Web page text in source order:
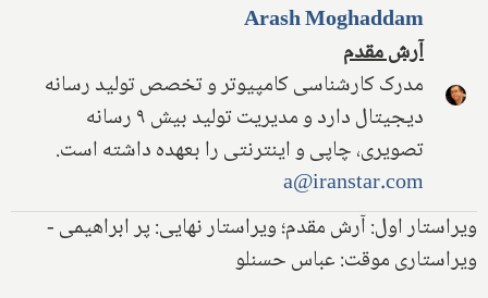
Arash Moghaddam
آرش مقدم
مدرک کارشناسی کامپیوتر و تخصص تولید رسانه
دیجیتال دارد و مدیریت تولید بیش ۹ رسانه
تصویری، چاپی و اینترنتی را بعهده داشته است.
a@iranstar.com
ویراستار اول: آرش مقدم؛ ویراستار نهایی: پر ابراهیمی -
ویراستاری موقت: عباس حسنلو